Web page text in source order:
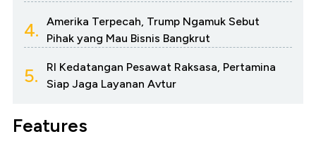
4.
Amerika Terpecah, Trump Ngamuk Sebut
Pihak yang Mau Bisnis Bangkrut
5.
RI Kedatangan Pesawat Raksasa, Pertamina
Siap Jaga Layanan Avtur
Features